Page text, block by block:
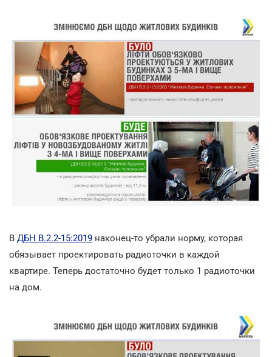
В ДБН В.2.2-15:2019 наконец-то убрали норму, которая
обязывает проектировать радиоточки в каждой
квартире. Теперь достаточно будет только 1 радиоточки
на дом.